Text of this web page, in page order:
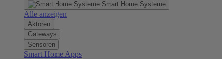
Smart Home Systeme
Alle anzeigen
Aktoren
Gateways
Sensoren
Smart Home Apps